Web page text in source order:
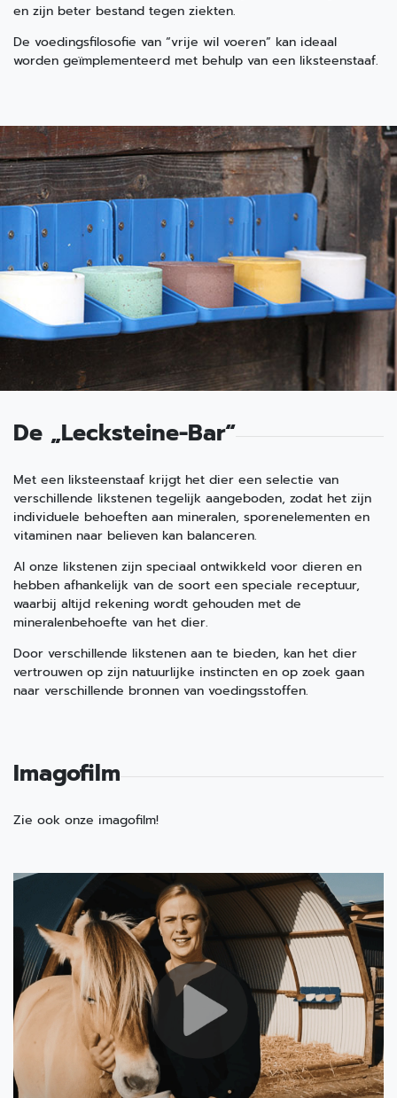
en zijn beter bestand tegen ziekten.
De voedingsfilosofie van “vrije wil voeren” kan ideaal
worden geïmplementeerd met behulp van een liksteenstaaf.
De „Lecksteine-Bar“
Met een liksteenstaaf krijgt het dier een selectie van
verschillende likstenen tegelijk aangeboden, zodat het zijn
individuele behoeften aan mineralen, sporenelementen en
vitaminen naar believen kan balanceren.
Al onze likstenen zijn speciaal ontwikkeld voor dieren en
hebben afhankelijk van de soort een speciale receptuur,
waarbij altijd rekening wordt gehouden met de
mineralenbehoefte van het dier.
Door verschillende likstenen aan te bieden, kan het dier
vertrouwen op zijn natuurlijke instincten en op zoek gaan
naar verschillende bronnen van voedingsstoffen.
Imagofilm
Zie ook onze imagofilm!